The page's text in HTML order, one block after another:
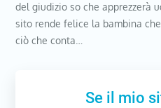
del giudizio so che apprezzerà
sito rende felice la bambina
ciò che conta…
Se il mio